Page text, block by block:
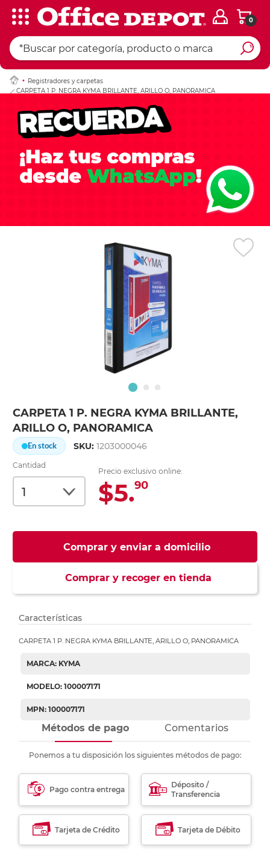
0
Registradores y carpetas
CARPETA 1 P. NEGRA KYMA BRILLANTE, ARILLO O, PANORAMICA
CARPETA 1 P. NEGRA KYMA BRILLANTE,
ARILLO O, PANORAMICA
En stock SKU:1203000046
Cantidad
Precio exclusivo online:
$5.90
Comprar y enviar a domicilio
Comprar y recoger en tienda
Ingresar Codigo
Características
CARPETA 1 P. NEGRA KYMA BRILLANTE, ARILLO O, PANORAMICA
MARCA: KYMA
MODELO: 100007171
MPN: 100007171
Métodos de pago Comentarios
Ponemos a tu disposición los siguientes métodos de pago:
Pago contra entrega
Déposito /
Transferencia
Tarjeta de Crédito Tarjeta de Débito